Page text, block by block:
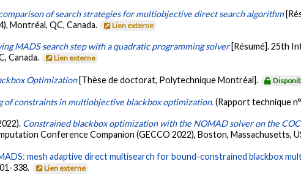
of search strategies for multiobjective direct search algorithm
Montréal, QC, Canada.
Lien externe
MADS search step with a quadratic programming solver [Résumé]. 25th
Canada.
Lien externe
Optimization [Thèse de doctorat, Polytechnique Montréal].
of constraints in multiobjective blackbox optimization.(Rapport technique
Constrained blackbox optimization with the NOMAD solver on the
Conference Companion (GECCO 2022), Boston, Massachusetts,
mesh adaptive direct multisearch for bound-constrained blackbox
338. Lien externe